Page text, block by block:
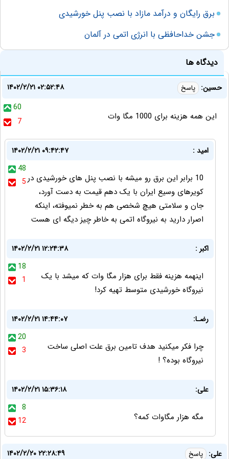
برق رایگان و درآمد مازاد با نصب پنل خورشیدی
جشن خداحافظی با انرژی اتمی در آلمان
دیدگاه ها
حسین: پاسخ
۱۴۰۲/۲/۲۱ ۰۲:۵۲:۴۸
60
7
این همه هزینه برای 1000 مگا وات
امید :
۱۴۰۲/۲/۲۱ ۰۹:۴۲:۴۷
48
510 برابر این برق رو میشه با نصب پنل های خورشیدی در
کویرهای وسیع ایران با یک دهم قیمت به دست آورد،
جان و سلامتی هیچ شخصی هم به خطر نمیوفته، اینکه
اصرار دارید به نیروگاه اتمی به خاطر چیز دیگه ای هست
اکبر :
۱۴۰۲/۲/۲۱ ۱۲:۲۴:۳۸
18
1
اینهمه هزینه فقط برای هزار مگا وات که میشد با یک
نیروگاه خورشیدی متوسط تهیه کرد!
رضـا:
۱۴۰۲/۲/۲۱ ۱۴:۴۴:۰۷
20
3
چرا فکر میکنید هدف تامین برق علت اصلی ساخت
نیروگاه بوده؟ !
علی:
۱۴۰۲/۲/۲۱ ۱۵:۳۶:۱۸
8
12
مگه هزار مگاوات کمه؟
علی: پاسخ ۱۴۰۲/۲/۲۰ ۲۲:۲۸:۴۹